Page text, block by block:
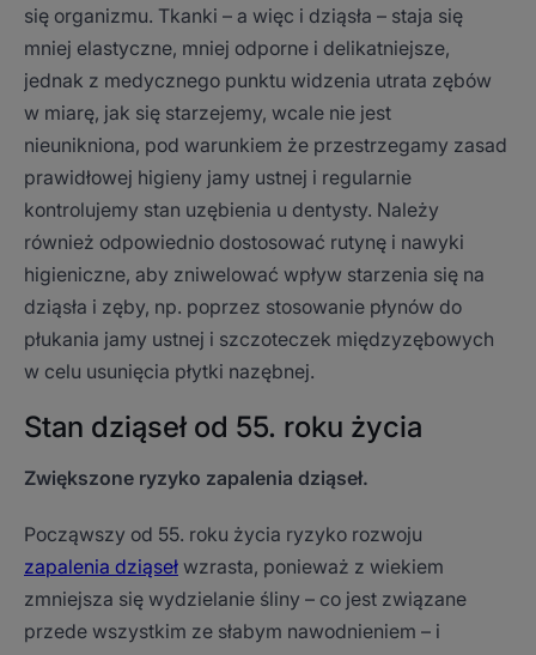
się organizmu. Tkanki – a więc i dziąsła – staja się
mniej elastyczne, mniej odporne i delikatniejsze,
jednak z medycznego punktu widzenia utrata zębów
w miarę, jak się starzejemy, wcale nie jest
nieunikniona, pod warunkiem że przestrzegamy zasad
prawidłowej higieny jamy ustnej i regularnie
kontrolujemy stan uzębienia u dentysty. Należy
również odpowiednio dostosować rutynę i nawyki
higieniczne, aby zniwelować wpływ starzenia się na
dziąsła i zęby, np. poprzez stosowanie płynów do
płukania jamy ustnej i szczoteczek międzyzębowych
w celu usunięcia płytki nazębnej.
Stan dziąseł od 55. roku życia
Zwiększone ryzyko zapalenia dziąseł.
Począwszy od 55. roku życia ryzyko rozwoju
zapalenia dziąseł wzrasta, ponieważ z wiekiem
zmniejsza się wydzielanie śliny – co jest związane
przede wszystkim ze słabym nawodnieniem – i